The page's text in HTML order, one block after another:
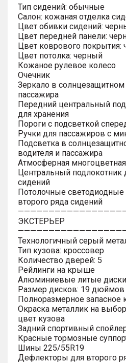
Тип сидений: обычные
Салон: кожаная отделка
Цвет обивки сидений:
Цвет передней панели:
Цвет коврового покрытия:
Цвет потолка: черный
Кожаное рулевое колесо
Очечник
Зеркало в
пассажира
Передний центральный
для хранения
Пороги с подсветкой
Ручки для пассажиров с
Подсветка в
водителя и пассажира
Атмосферная
Центральный подлокотник
сидений
Потолочные светодиодные
второго ряда сидений
ЭКСТЕРЬЕР
Технологичный серый
Тип кузова: кроссовер
Количество дверей: 5
Рейлинги на крыше
Алюминиевые литые диски
Размер дисков: 19 дюймов
Полноразмерное запасное
Окраска металлик на
цвет кузова
Задний спортивный
Красные тормозные
Шины 225/55R19
Дефлекторы для второго